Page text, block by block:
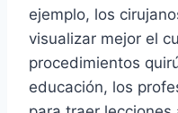
ejemplo, los
visualizar mejor el
procedimientos
educación, los